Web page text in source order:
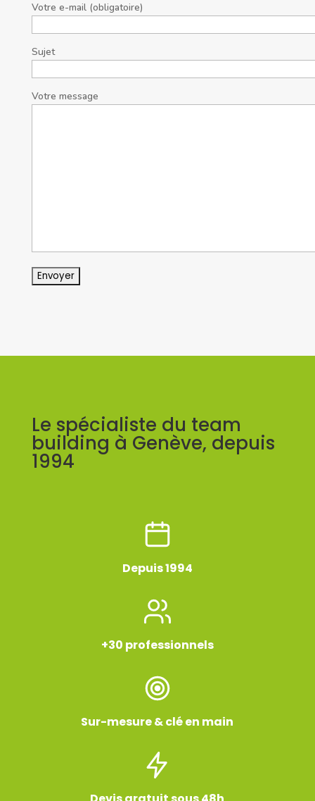
Votre e-mail (obligatoire)
Sujet
Votre message
Le spécialiste du team
building à Genève, depuis
1994
Depuis 1994
+30 professionnels
Sur-mesure & clé en main